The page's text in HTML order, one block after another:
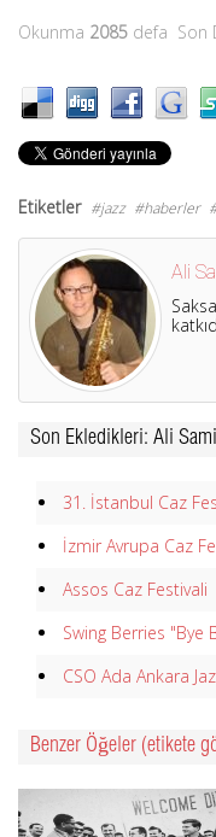
Okunma 2085 defa Son
Etiketler jazz haberler
Ali
Son Ekledikleri: Ali
31. İstanbul Caz
İzmir Avrupa Caz
Assos Caz Festivali
Swing Berries "Bye
CSO Ada Ankara
Benzer Öğeler (etikete